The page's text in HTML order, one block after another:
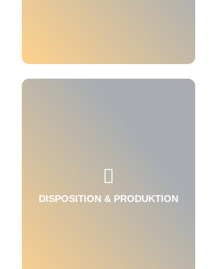
über Ihren gesamten Beschaffungsprozess.

DISPOSITION & PRODUKTION